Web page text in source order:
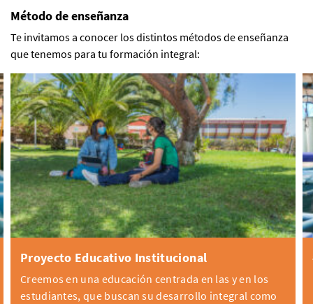
Método de enseñanza
Te invitamos a conocer los distintos métodos de enseñanza
que tenemos para tu formación integral:
Proyecto Educativo Institucional
Creemos en una educación centrada en las y en los
estudiantes, que buscan su desarrollo integral como